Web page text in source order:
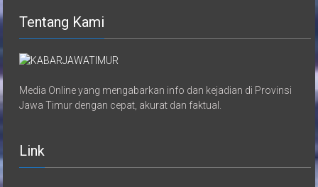
Tentang Kami
Media Online yang mengabarkan info dan kejadian di Provinsi
Jawa Timur dengan cepat, akurat dan faktual.
Link